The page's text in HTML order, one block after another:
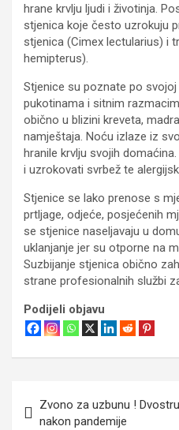
hrane krvlju ljudi i životinja.
stjenica koje često uzrokuju
stjenica (Cimex lectularius) i
hemipterus).
Stjenice su poznate po
pukotinama i sitnim
obično u blizini kreveta,
namještaja. Noću izlaze iz
hranile krvlju svojih
i uzrokovati svrbež te
Stjenice se lako prenose s
prtljage, odjeće, posjećenih
se stjenice naseljavaju u
uklanjanje jer su otporne na
Suzbijanje stjenica obično
strane profesionalnih službi
Podijeli objavu
objava
Zvono za uzbunu !
nakon pandemije